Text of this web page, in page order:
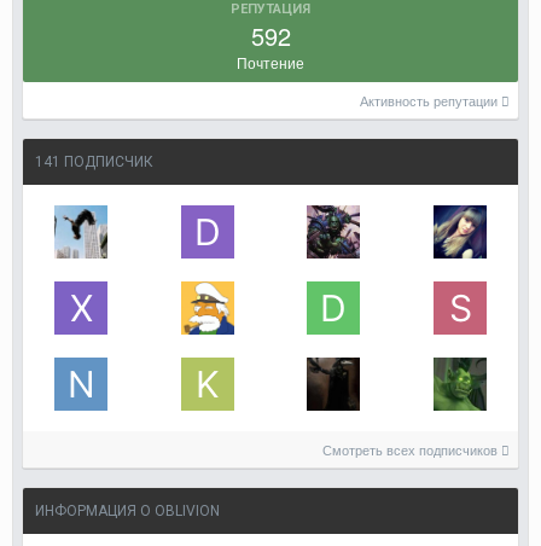
РЕПУТАЦИЯ
592
Почтение
Активность репутации
141 ПОДПИСЧИК
Смотреть всех подписчиков
ИНФОРМАЦИЯ О OBLIVION